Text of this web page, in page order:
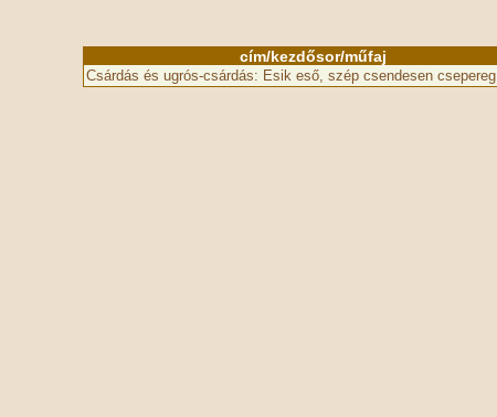
cím/kezdősor/műfaj
Csárdás és ugrós-csárdás: Esik eső, szép csendesen csepereg